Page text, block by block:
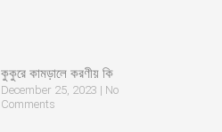
কুকুরে কামড়ালে করণীয় কি
December 25, 2023
No
Comments